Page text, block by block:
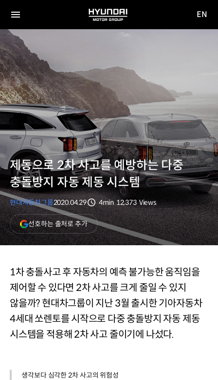
전체
메뉴
HYUNDAI
MOTOR
EN
제동으로 2차 사고를 예방하는 다중
충돌방지 자동 제동 시스템
현대자동차그룹2020.04.29
분량
4min
조회수
12,373 Views
선호하는 출처로 추가(새
창
열림)
1차 충돌사고 후 자동차의 예측 불가능한 움직임을
제어할 수 있다면 2차 사고를 크게 줄일 수 있지
않을까? 현대차그룹이 지난 3월 출시한 기아자동차
4세대 쏘렌토를 시작으로 다중 충돌방지 자동 제동
시스템을 적용해 2차 사고 줄이기에 나섰다.
생각보다 심각한 2차 사고의 위험성